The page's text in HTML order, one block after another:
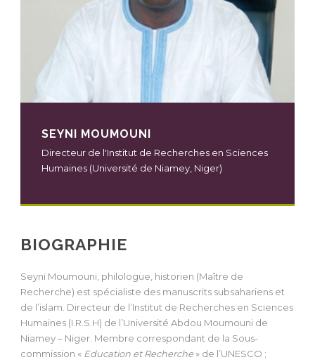
SEYNI MOUMOUNI
Directeur de l'Institut de Recherches en Sciences
Humaines (Université de Niamey, Niger)
BIOGRAPHIE
Seyni Moumouni, philologue, historien (Maître de
Recherche) est spécialiste des manuscrits subsahariens et
de l’islam. Directeur de l’Institut de Recherches en Sciences
Humaines (I.R.S.H) de l’Université Abdou Moumouni de
Niamey – Niger. Membre correspondant de la Sous-
commission « Education et Recherche » de l’UNESCO ;